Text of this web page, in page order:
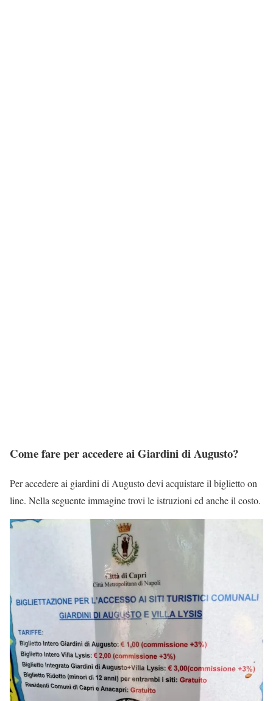
Come fare per accedere ai Giardini di Augusto?
Per accedere ai giardini di Augusto devi acquistare il biglietto on
line. Nella seguente immagine trovi le istruzioni ed anche il costo.